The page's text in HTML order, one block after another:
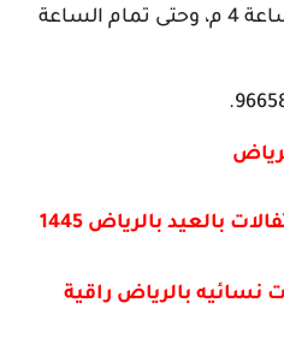
مواعيد العمل: من الساعة 4 م، وحتى تمام الساعة
بالعيد بالرياض 1445
نسائيه بالرياض راقية